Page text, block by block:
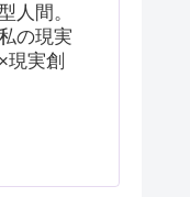
人間。
の現実
現実創